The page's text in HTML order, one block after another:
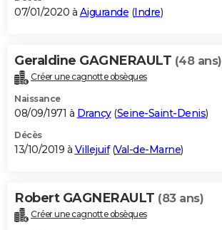
07/01/2020 à Aigurande (Indre)
Geraldine GAGNERAULT (48 ans)
Créer une cagnotte obsèques
Naissance
08/09/1971 à Drancy(Seine-Saint-Denis)
Décès
13/10/2019 à Villejuif(Val-de-Marne)
Robert GAGNERAULT (83 ans)
Créer une cagnotte obsèques